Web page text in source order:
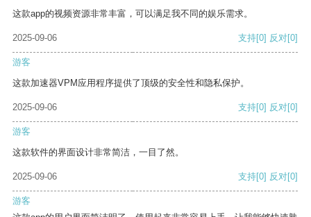
这款app的视频资源非常丰富，可以满足我不同的娱乐需求。
2025-09-06 支持[0] 反对[0]
游客
这款加速器VPM应用程序提供了顶级的安全性和隐私保护。
2025-09-06 支持[0] 反对[0]
游客
这款软件的界面设计非常简洁，一目了然。
2025-09-06 支持[0] 反对[0]
游客